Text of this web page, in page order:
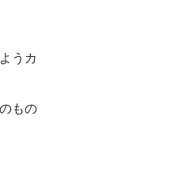
うカ
もの